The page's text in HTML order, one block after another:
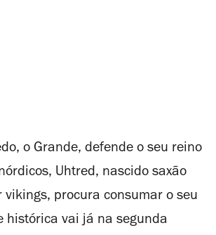
o Grande, defende o seu reino
Uhtred, nascido saxão
vikings, procura consumar o seu
histórica vai já na segunda